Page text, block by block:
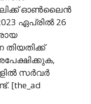
ഓണ്‍ലൈന്‍
ഏപ്രില്‍ 26
സര്‍വര്‍